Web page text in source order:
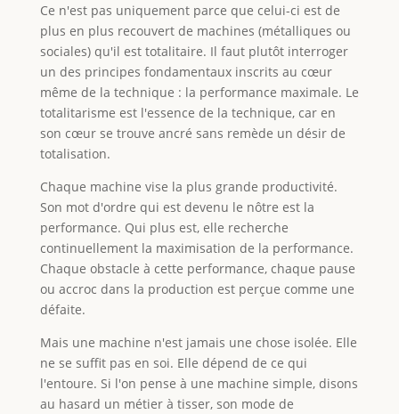
Ce n'est pas uniquement parce que celui-ci est de
plus en plus recouvert de machines (métalliques ou
sociales) qu'il est totalitaire. Il faut plutôt interroger
un des principes fondamentaux inscrits au cœur
même de la technique : la performance maximale. Le
totalitarisme est l'essence de la technique, car en
son cœur se trouve ancré sans remède un désir de
totalisation.
Chaque machine vise la plus grande productivité.
Son mot d'ordre qui est devenu le nôtre est la
performance. Qui plus est, elle recherche
continuellement la maximisation de la performance.
Chaque obstacle à cette performance, chaque pause
ou accroc dans la production est perçue comme une
défaite.
Mais une machine n'est jamais une chose isolée. Elle
ne se suffit pas en soi. Elle dépend de ce qui
l'entoure. Si l'on pense à une machine simple, disons
au hasard un métier à tisser, son mode de